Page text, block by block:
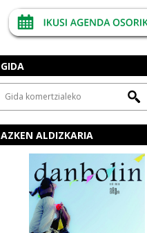
GIDA
AZKEN ALDIZKARIA